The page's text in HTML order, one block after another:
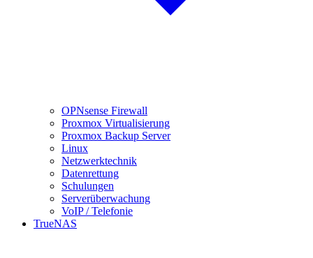
OPNsense Firewall
Proxmox Virtualisierung
Proxmox Backup Server
Linux
Netzwerktechnik
Datenrettung
Schulungen
Serverüberwachung
VoIP / Telefonie
TrueNAS